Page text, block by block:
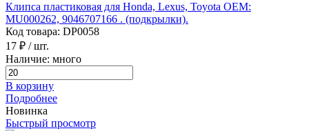
Клипса пластиковая для Honda, Lexus, Toyota ОЕМ:
MU000262, 9046707166 . (подкрылки).
Код товара: DP0058
17 ₽ / шт.
Наличие: много
В корзину
Подробнее
Новинка
Быстрый просмотр